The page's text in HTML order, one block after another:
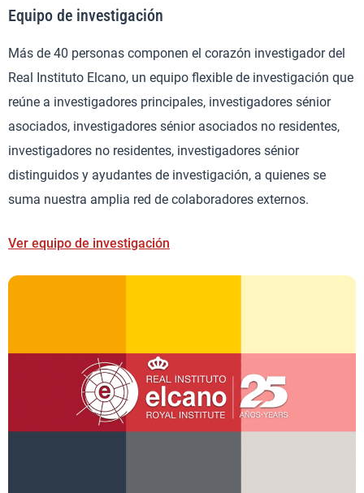
Equipo de investigación
Más de 40 personas componen el corazón investigador del
Real Instituto Elcano, un equipo flexible de investigación que
reúne a investigadores principales, investigadores sénior
asociados, investigadores sénior asociados no residentes,
investigadores no residentes, investigadores sénior
distinguidos y ayudantes de investigación, a quienes se
suma nuestra amplia red de colaboradores externos.
Ver equipo de investigación